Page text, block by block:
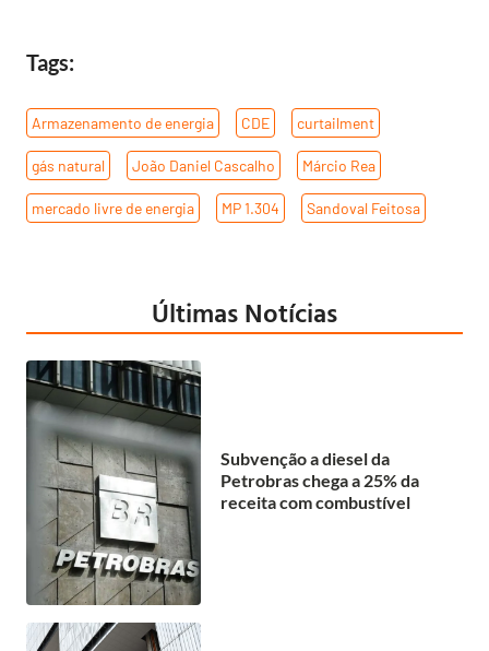
Tags:
Armazenamento de energia CDE curtailment
gás natural João Daniel Cascalho Márcio Rea
mercado livre de energia MP 1.304 Sandoval Feitosa
Últimas Notícias
Subvenção a diesel da
Petrobras chega a 25% da
receita com combustível